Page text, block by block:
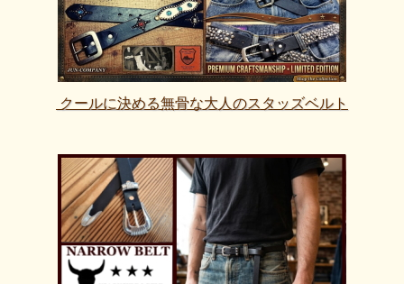
クールに決める無骨な大人のスタッズベルト